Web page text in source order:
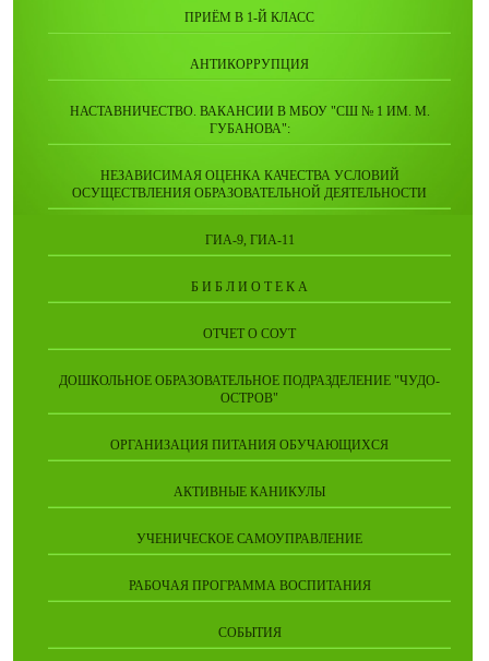
ПРИЁМ В 1-Й КЛАСС
АНТИКОРРУПЦИЯ
НАСТАВНИЧЕСТВО. ВАКАНСИИ В МБОУ "СШ № 1 ИМ. М.
ГУБАНОВА":
НЕЗАВИСИМАЯ ОЦЕНКА КАЧЕСТВА УСЛОВИЙ
ОСУЩЕСТВЛЕНИЯ ОБРАЗОВАТЕЛЬНОЙ ДЕЯТЕЛЬНОСТИ
ГИА-9, ГИА-11
Б И Б Л И О Т Е К А
ОТЧЕТ О СОУТ
ДОШКОЛЬНОЕ ОБРАЗОВАТЕЛЬНОЕ ПОДРАЗДЕЛЕНИЕ "ЧУДО-
ОСТРОВ"
ОРГАНИЗАЦИЯ ПИТАНИЯ ОБУЧАЮЩИХСЯ
АКТИВНЫЕ КАНИКУЛЫ
УЧЕНИЧЕСКОЕ САМОУПРАВЛЕНИЕ
РАБОЧАЯ ПРОГРАММА ВОСПИТАНИЯ
СОБЫТИЯ